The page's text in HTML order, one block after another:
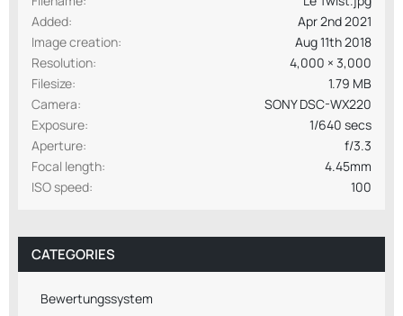
Added
Apr 2nd 2021
Image creation
Aug 11th 2018
Resolution
4,000 × 3,000
Filesize
1.79 MB
Camera
SONY DSC-WX220
Exposure
1/640 secs
Aperture
f/3.3
Focal length
4.45mm
ISO speed
100
CATEGORIES
Bewertungssystem